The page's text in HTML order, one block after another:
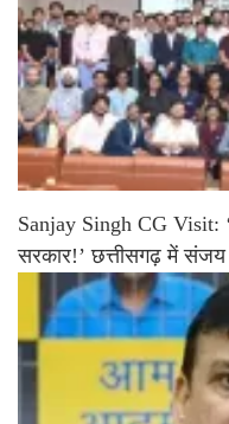
Sanjay Singh CG Visit:
सरकार!’ छत्तीसगढ़ में संजय